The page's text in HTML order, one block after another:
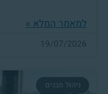
למאמר המלא »
19/07/2026
ניהול מבנים